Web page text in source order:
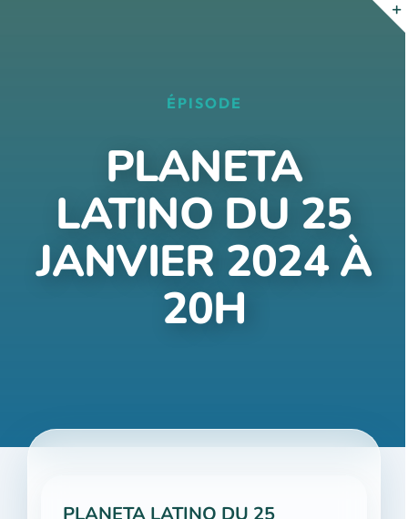
ÉPISODE
PLANETA
LATINO DU 25
JANVIER 2024 À
20H
PLANETA LATINO DU 25